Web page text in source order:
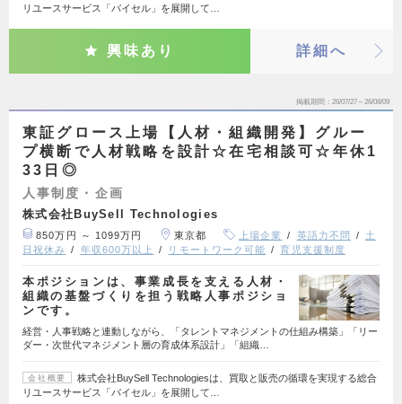
リユースサービス「バイセル」を展開して…
興味あり 詳細へ
掲載期間 26/07/27～26/08/09
東証グロース上場【人材・組織開発】グルー
プ横断で人材戦略を設計☆在宅相談可☆年休1
33日◎
人事制度・企画
株式会社BuySell Technologies
850万円 ～ 1099万円 東京都 上場企業 英語力不問
土
日祝休み
年収600万以上 リモートワーク可能 育児支援制度
本ポジションは、事業成長を支える人材・
組織の基盤づくりを担う戦略人事ポジショ
ンです。
経営・人事戦略と連動しながら、「タレントマネジメントの仕組み構築」「リー
ダー・次世代マネジメント層の育成体系設計」「組織…
会社概要
株式会社BuySell Technologiesは、買取と販売の循環を実現する総合
リユースサービス「バイセル」を展開して…